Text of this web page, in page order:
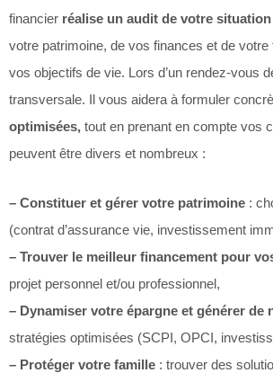
financier réalise un audit de votre
votre patrimoine, de vos finances et de
vos objectifs de vie. Lors d’un rendez-vous
transversale. Il vous aidera à formuler
optimisées, tout en prenant en compte vos
peuvent être divers et nombreux :
– Constituer et gérer votre patrimoine :
(contrat d’assurance vie, investissement
– Trouver le meilleur financement pour
projet personnel et/ou professionnel,
– Dynamiser votre épargne et générer de
stratégies optimisées (SCPI, OPCI,
– Protéger votre famille : trouver des